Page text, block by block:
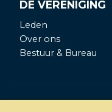
DE VERENIGING
Leden
Over ons
Bestuur & Bureau